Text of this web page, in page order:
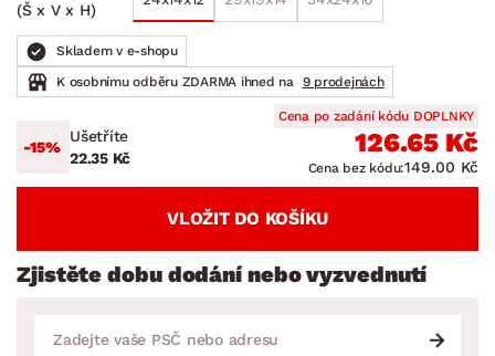
(Š x V x H)
Skladem v e-shopu
K osobnímu odběru ZDARMA ihned na
9 prodejnách
-15%
Ušetříte
22.35 Kč
Cena po zadání kódu DOPLNKY
126.65 Kč
Cena bez kódu:149.00 Kč
VLOŽIT DO KOŠÍKU
Zjistěte dobu dodání nebo vyzvednutí